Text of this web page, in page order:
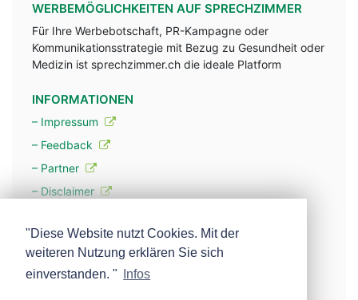
WERBEMÖGLICHKEITEN AUF SPRECHZIMMER
Für Ihre Werbebotschaft, PR-Kampagne oder
Kommunikationsstrategie mit Bezug zu Gesundheit oder
Medizin ist sprechzimmer.ch die ideale Platform
INFORMATIONEN
– Impressum
– Feedback
– Partner
– Disclaimer
– Werbung
– Mehr über unsere Experten
"Diese Website nutzt Cookies. Mit der
weiteren Nutzung erklären Sie sich
einverstanden. "
Infos